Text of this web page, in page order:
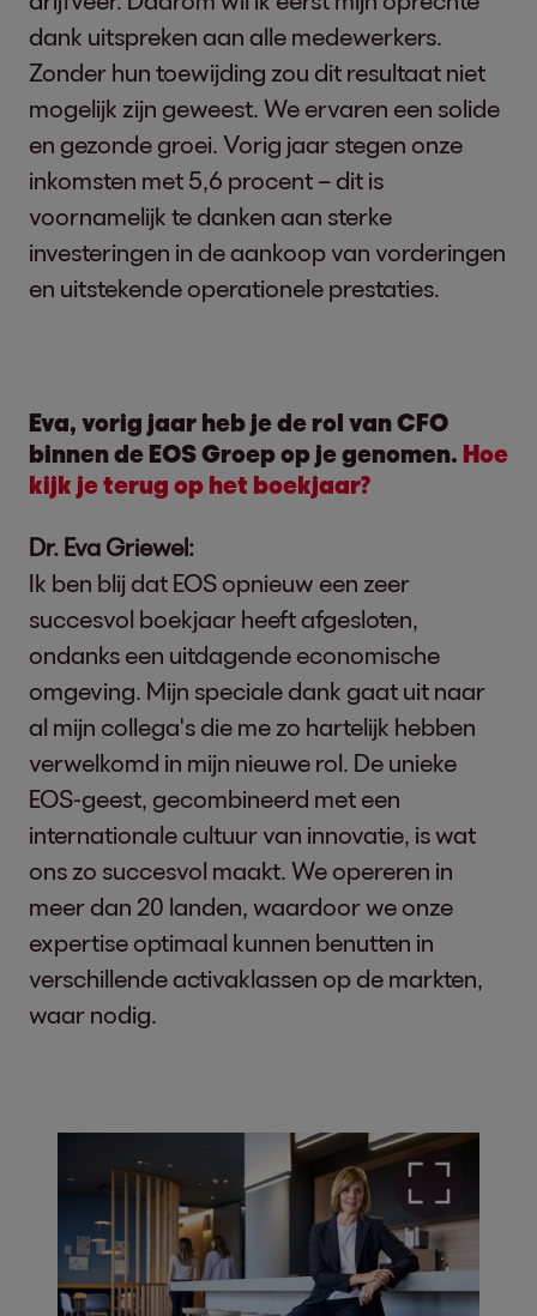
dank uitspreken aan alle medewerkers.
Zonder hun toewijding zou dit resultaat niet
mogelijk zijn geweest. We ervaren een solide
en gezonde groei. Vorig jaar stegen onze
inkomsten met 5,6 procent – dit is
voornamelijk te danken aan sterke
investeringen in de aankoop van vorderingen
en uitstekende operationele prestaties.
Eva, vorig jaar heb je de rol van CFO
binnen de EOS Groep op je genomen. Hoe
kijk je terug op het boekjaar?
Dr. Eva Griewel:
Ik ben blij dat EOS opnieuw een zeer
succesvol boekjaar heeft afgesloten,
ondanks een uitdagende economische
omgeving. Mijn speciale dank gaat uit naar
al mijn collega's die me zo hartelijk hebben
verwelkomd in mijn nieuwe rol. De unieke
EOS-geest, gecombineerd met een
internationale cultuur van innovatie, is wat
ons zo succesvol maakt. We opereren in
meer dan 20 landen, waardoor we onze
expertise optimaal kunnen benutten in
verschillende activaklassen op de markten,
waar nodig.